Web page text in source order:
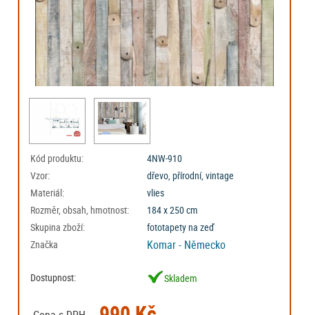
Kód produktu:
4NW-910
Vzor:
dřevo, přírodní, vintage
Materiál:
vlies
Rozměr, obsah, hmotnost:
184 x 250 cm
Skupina zboží:
fototapety na zeď
Značka
Komar - Německo
Dostupnost: Skladem